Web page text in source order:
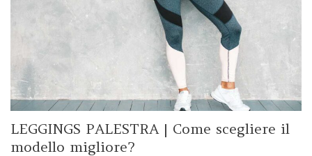
LEGGINGS PALESTRA | Come scegliere il
modello migliore?